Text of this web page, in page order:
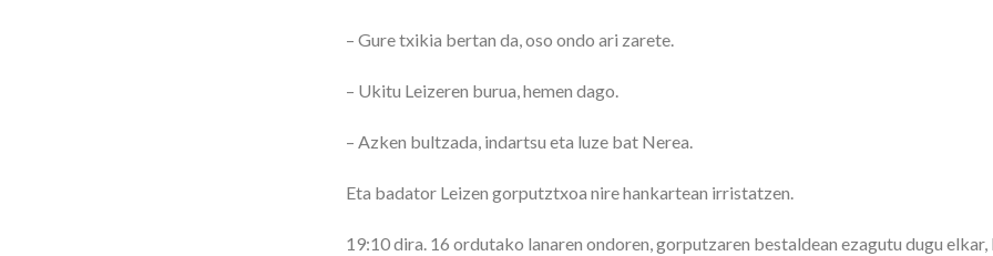
– Gure txikia bertan da, oso ondo ari zarete.
– Ukitu Leizeren burua, hemen dago.
– Azken bultzada, indartsu eta luze bat Nerea.
Eta badator Leizen gorputztxoa nire hankartean irristatzen.
19:10 dira. 16 ordutako lanaren ondoren, gorputzaren bestaldean ezagutu dugu elkar,